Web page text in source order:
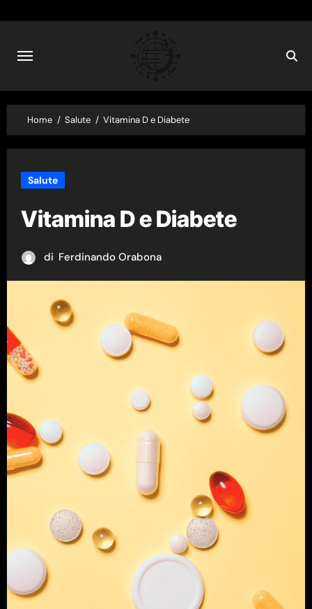
content
Home Salute Vitamina D e Diabete
Salute
Vitamina D e Diabete
di Ferdinando Orabona